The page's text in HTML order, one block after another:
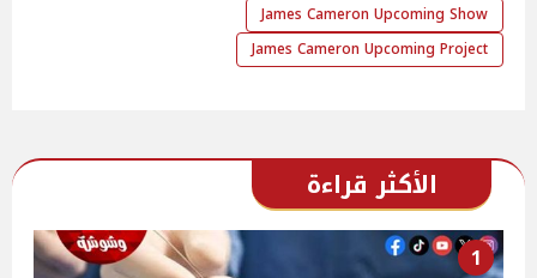
James Cameron Upcoming Show
James Cameron Upcoming Project
الأكثر قراءة
1